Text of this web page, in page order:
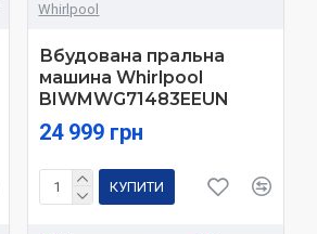
Whirlpool
Вбудована пральна
машина Whirlpool
BIWMWG71483EEUN
24 999 грн
КУПИТИ